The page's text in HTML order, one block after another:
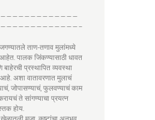
ताण-तणाव मुलांमध्ये
पालक जिंकण्यासाठी धावत
प्रस्थापित व्यवस्था
अशा वातावरणात मुलाचं
जोपासण्याचं, फुलवण्याचं काम
ते सांगण्याचा प्रयत्न
होय.